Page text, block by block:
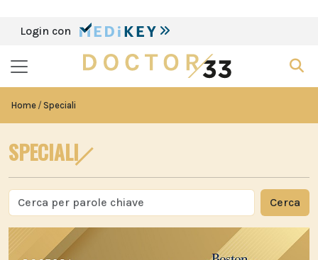
Login con
Home Speciali
SPECIALI
Cerca